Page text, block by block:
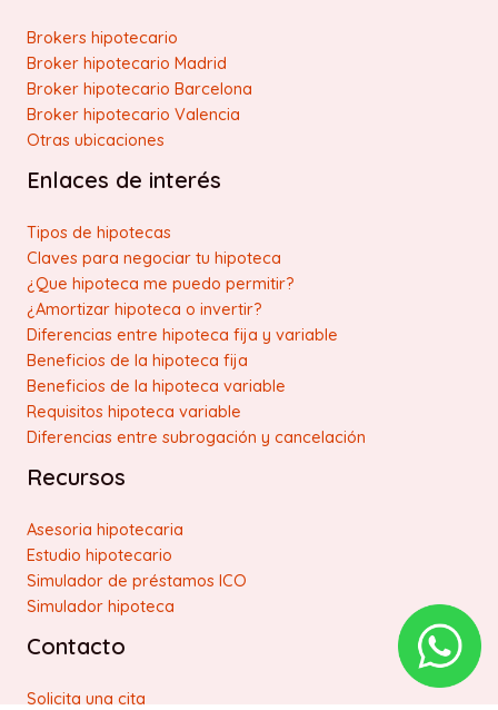
Brokers hipotecario
Broker hipotecario Madrid
Broker hipotecario Barcelona
Broker hipotecario Valencia
Otras ubicaciones
Enlaces de interés
Tipos de hipotecas
Claves para negociar tu hipoteca
¿Que hipoteca me puedo permitir?
¿Amortizar hipoteca o invertir?
Diferencias entre hipoteca fija y variable
Beneficios de la hipoteca fija
Beneficios de la hipoteca variable
Requisitos hipoteca variable
Diferencias entre subrogación y cancelación
Recursos
Asesoria hipotecaria
Estudio hipotecario
Simulador de préstamos ICO
Simulador hipoteca
Contacto
Solicita una cita